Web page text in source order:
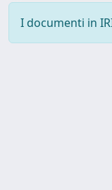
I documenti in